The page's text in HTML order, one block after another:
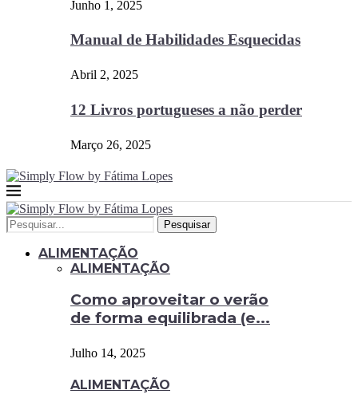
Junho 1, 2025
Manual de Habilidades Esquecidas
Abril 2, 2025
12 Livros portugueses a não perder
Março 26, 2025
Pesquisar
ALIMENTAÇÃO
ALIMENTAÇÃO
Como aproveitar o verão
de forma equilibrada (e...
Julho 14, 2025
ALIMENTAÇÃO